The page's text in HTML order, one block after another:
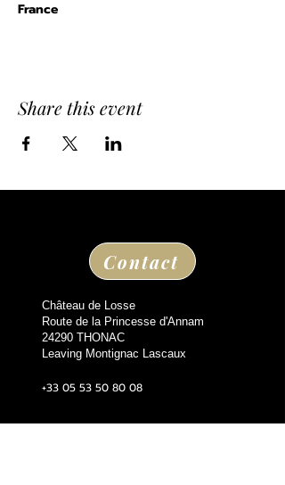
France
Share this event
Contact
Château de Losse
Route de la Princesse d'Annam
24290 THONAC
Leaving Montignac Lascaux
+33 05 53 50 80 08